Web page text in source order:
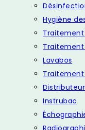
Hygiène
Traitement
Traitement
Lavabos
Instrubac